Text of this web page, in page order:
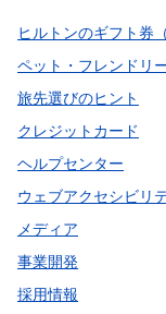
ヒルトンのギフト券
ペット・フレンドリ
旅先選びのヒント
クレジットカード
ヘルプセンター
ウェブアクセシビリ
メディア
事業開発
採用情報